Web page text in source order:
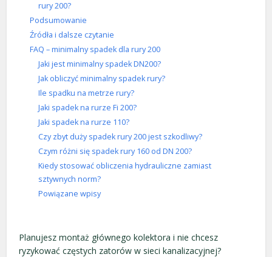
rury 200?
Podsumowanie
Źródła i dalsze czytanie
FAQ – minimalny spadek dla rury 200
Jaki jest minimalny spadek DN200?
Jak obliczyć minimalny spadek rury?
Ile spadku na metrze rury?
Jaki spadek na rurze Fi 200?
Jaki spadek na rurze 110?
Czy zbyt duży spadek rury 200 jest szkodliwy?
Czym różni się spadek rury 160 od DN 200?
Kiedy stosować obliczenia hydrauliczne zamiast
sztywnych norm?
Powiązane wpisy
Planujesz montaż głównego kolektora i nie chcesz
ryzykować częstych zatorów w sieci kanalizacyjnej?